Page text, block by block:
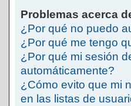
Problemas acerca
¿Por qué no puedo
¿Por qué me tengo
¿Por qué mi sesión
automáticamente?
¿Cómo evito que mi
en las listas de